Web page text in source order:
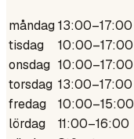
måndag13:00–17:00
tisdag
10:00–17:00
onsdag 10:00–17:00
torsdag 13:00–17:00
fredag
10:00–15:00
lördag
11:00–16:00